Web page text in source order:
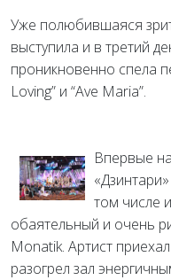
Уже полюбившаяся
выступила и в третий
проникновенно спела
Loving” и “Ave Maria”.
Впервые
том числе
обаятельный и очень
Monatik. Артист
разогрел зал